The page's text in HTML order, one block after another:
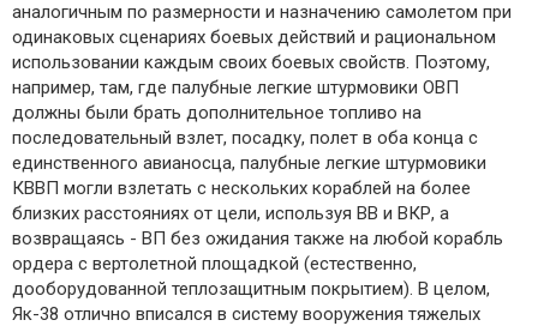
аналогичным по размерности и назначению самолетом при
одинаковых сценариях боевых действий и рациональном
использовании каждым своих боевых свойств. Поэтому,
например, там, где палубные легкие штурмовики ОВП
должны были брать дополнительное топливо на
последовательный взлет, посадку, полет в оба конца с
единственного авианосца, палубные легкие штурмовики
КВВП могли взлетать с нескольких кораблей на более
близких расстояниях от цели, используя ВВ и ВКР, а
возвращаясь - ВП без ожидания также на любой корабль
ордера с вертолетной площадкой (естественно,
дооборудованной теплозащитным покрытием). В целом,
Як-38 отлично вписался в систему вооружения тяжелых